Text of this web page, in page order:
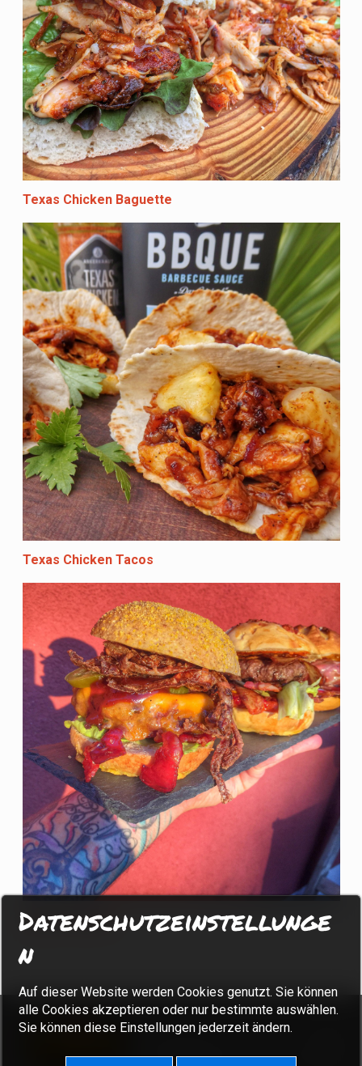
Texas Chicken Baguette
Texas Chicken Tacos
Burger Spezial
Datenschutzeinstellunge
n
Auf dieser Website werden Cookies genutzt. Sie können
alle Cookies akzeptieren oder nur bestimmte auswählen.
Sie können diese Einstellungen jederzeit ändern.